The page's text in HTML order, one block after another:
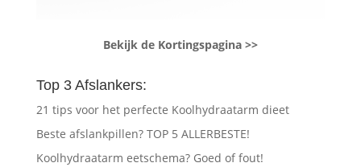
Bekijk de Kortingspagina >>
Top 3 Afslankers:
21 tips voor het perfecte Koolhydraatarm dieet
Beste afslankpillen? TOP 5 ALLERBESTE!
Koolhydraatarm eetschema? Goed of fout!